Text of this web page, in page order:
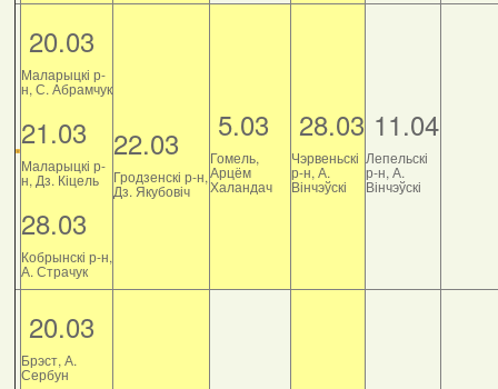
20.03
Маларыцкі р-
н, С. Абрамчук
21.03
Маларыцкі р-
н, Дз. Кіцель
28.03
Кобрынскі р-н,
А. Страчук
22.03
Гродзенскі р-н,
Дз. Якубовіч
5.03
Гомель,
Арцём
Халандач
28.03
Чэрвеньскі
р-н, А.
Вінчэўскі
11.04
Лепельскі
р-н, А.
Вінчэўскі
20.03
Брэст, А.
Сербун